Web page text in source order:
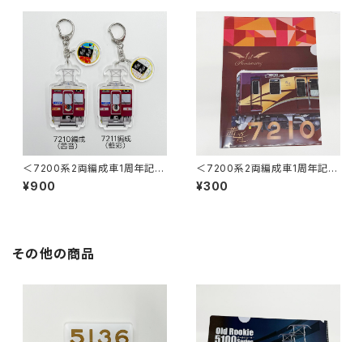
＜7200系2両編成車1周年記念
＞2連アクリルキーホルダー
¥900
＜7200系2両編成車1周年記念
＞茜音クリアファイル
¥300
その他の商品